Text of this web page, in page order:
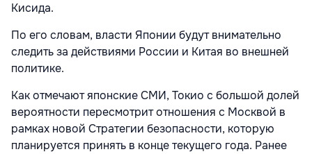
Кисида.
По его словам, власти Японии будут внимательно
следить за действиями России и Китая во внешней
политике.
Как отмечают японские СМИ, Токио с большой долей
вероятности пересмотрит отношения с Москвой в
рамках новой Стратегии безопасности, которую
планируется принять в конце текущего года. Ранее